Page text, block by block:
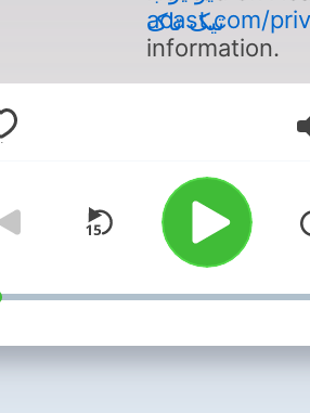
تیک‌ تاک
acast.com/
information.